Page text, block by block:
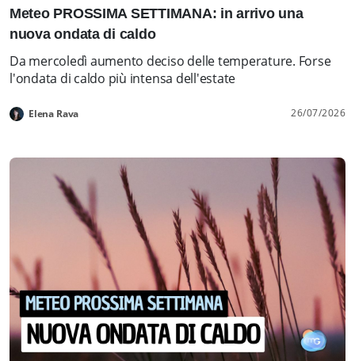
Meteo PROSSIMA SETTIMANA: in arrivo una
nuova ondata di caldo
Da mercoledì aumento deciso delle temperature. Forse
l'ondata di caldo più intensa dell'estate
Elena Rava 26/07/2026